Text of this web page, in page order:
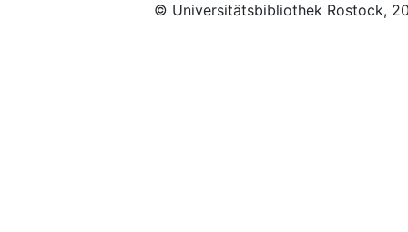
© Universitätsbibliothek Rostock,